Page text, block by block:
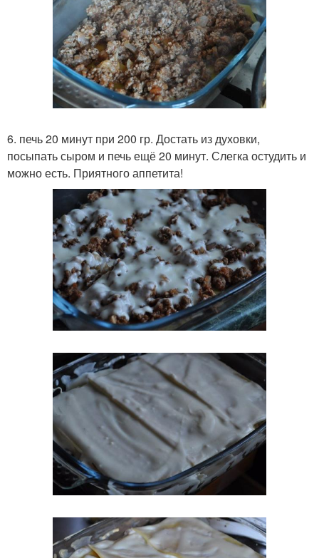
6. печь 20 минут при 200 гр. Достать из духовки,
посыпать сыром и печь ещё 20 минут. Слегка остудить и
можно есть. Приятного аппетита!